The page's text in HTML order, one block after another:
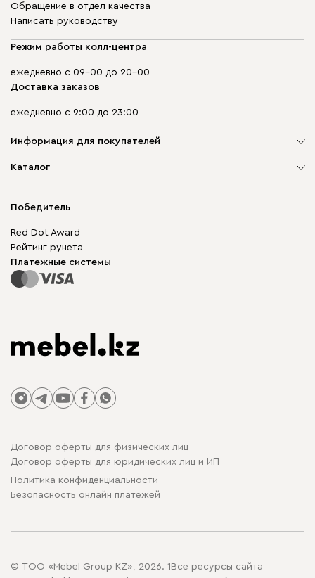
Обращение в отдел качества
Написать руководству
Режим работы колл-центра
ежедневно с 09-00 до 20-00
Доставка заказов
ежедневно с 9:00 до 23:00
Информация для покупателей
О компании
Гарантия
Карта сайта
Каталог
Корпусная мебель
Модульная мебель
Столы и стулья
Победитель
Red Dot Award
Рейтинг рунета
Платежные системы
Договор оферты для физических лиц
Договор оферты для юридических лиц и ИП
Политика конфиденциальности
Безопасность онлайн платежей
© ТОО «Mebel Group KZ», 2026. 1Все ресурсы сайта